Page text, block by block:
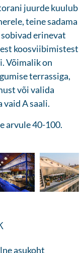
juurde kuulub
teine sadama
erinevat
koosviibimistest
Võimalik on
terrassiga,
või valida
A saali.
arvule 40-100.
asukoht